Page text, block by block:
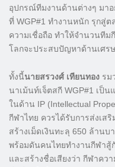
อุปกรณ์ทีมงานด้านต่างๆ มาอ
ที่ WGP#1 ทำงานหนัก รุกสู่
ความเชื่อถือ ทำให้จำนวนที
โลกจะประสบปัญหาด้านเศร
ทั้งนี้นายสรวงศ์ เทียนทอง รม
นาเม้นท์เจ็ตสกี WGP#1 เป็
ในด้าน IP (Intellectual
กีฬาไทย ควรได้รับการส่งเส
สร้างเม็ดเงินทะลุ 650 ล้าน
พร้อมดันคนไทยทำงานกีฬาสู้
และสร้างชื่อเสียงว่า กีฬาคว